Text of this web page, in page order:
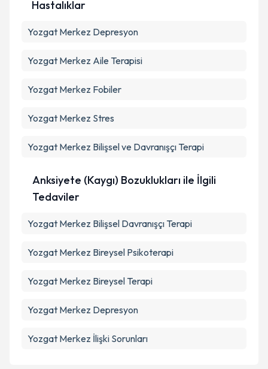
Hastalıklar
Yozgat Merkez Depresyon
Yozgat Merkez Aile Terapisi
Yozgat Merkez Fobiler
Yozgat Merkez Stres
Yozgat Merkez Bilişsel ve Davranışçı Terapi
Anksiyete (Kaygı) Bozuklukları ile İlgili
Tedaviler
Yozgat Merkez Bilişsel Davranışçı Terapi
Yozgat Merkez Bireysel Psikoterapi
Yozgat Merkez Bireysel Terapi
Yozgat Merkez Depresyon
Yozgat Merkez İlişki Sorunları